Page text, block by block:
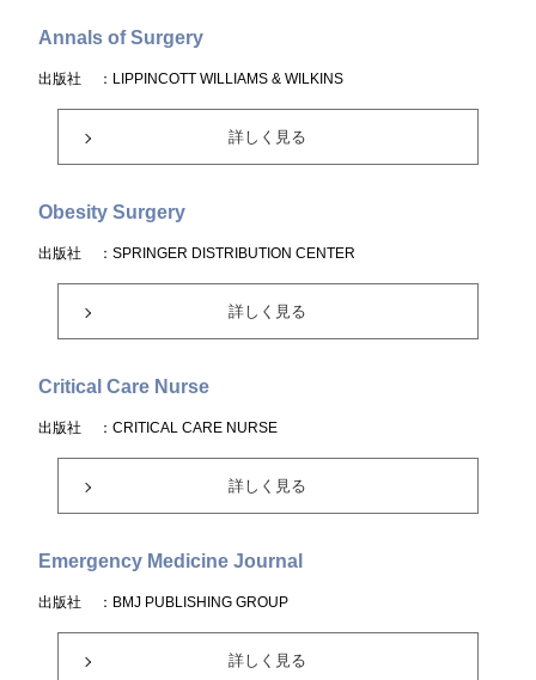
Annals of Surgery
出版社 ：LIPPINCOTT WILLIAMS & WILKINS
詳しく見る
Obesity Surgery
出版社 ：SPRINGER DISTRIBUTION CENTER
詳しく見る
Critical Care Nurse
出版社 ：CRITICAL CARE NURSE
詳しく見る
Emergency Medicine Journal
出版社 ：BMJ PUBLISHING GROUP
詳しく見る